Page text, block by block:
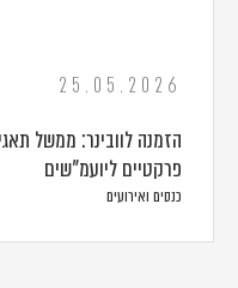
25.05.2026
הזמנה לוובינר: ממשל
פרקטיים ליועמ"שים
כנסים ואירועים